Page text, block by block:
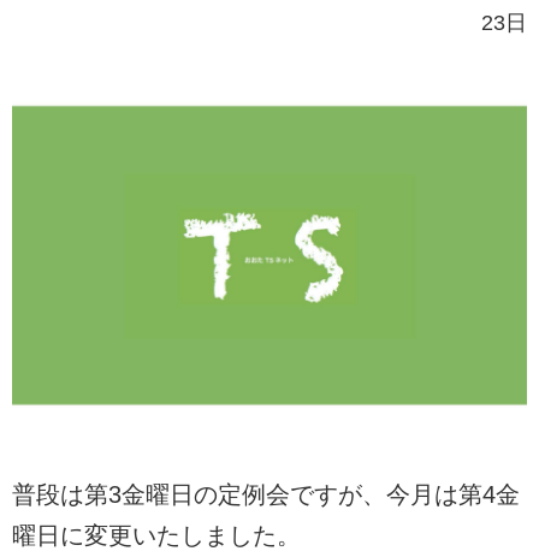
23日
普段は第3金曜日の定例会ですが、今月は第4金
曜日に変更いたしました。